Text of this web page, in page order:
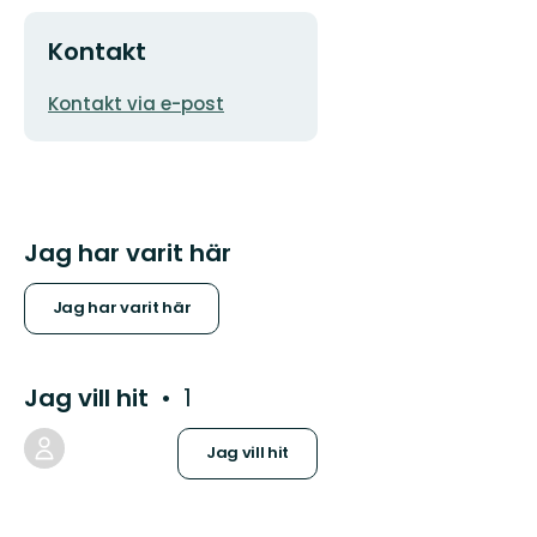
Kontakt
E-
Kontakt via e-post
Jag har varit här
Jag har varit här
Jag vill hit 1
Jag vill hit